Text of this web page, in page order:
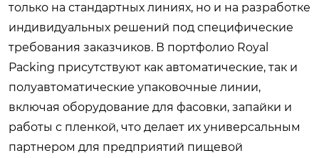
только на стандартных линиях, но и на разработке
индивидуальных решений под специфические
требования заказчиков. В портфолио Royal
Packing присутствуют как автоматические, так и
полуавтоматические упаковочные линии,
включая оборудование для фасовки, запайки и
работы с пленкой, что делает их универсальным
партнером для предприятий пищевой